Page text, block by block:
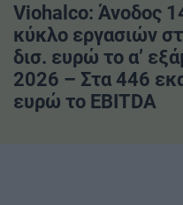
Viohalco: Άνοδος
κύκλο εργασιών
δισ. ευρώ το α’
2026 – Στα 446
ευρώ το EBITDA